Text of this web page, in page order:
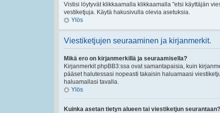
Vistisi löytyvät klikkaamalla klikkaamalla "etsi käyttäjän
vestiketjuja. Käytä hakusivulla olevia asetuksia.
Ylös
Viestiketjujen seuraaminen ja kirjanmerkit.
Mikä ero on kirjanmerkillä ja seuraamisella?
Kirjanmerkit phpBB3:ssa ovat samantapaisia, kuin
pääset halutessasi nopeasti takaisin haluamaasi
haluamallasi tavalla.
Ylös
Kuinka asetan tietyn alueen tai viestiketjun seurantaan?